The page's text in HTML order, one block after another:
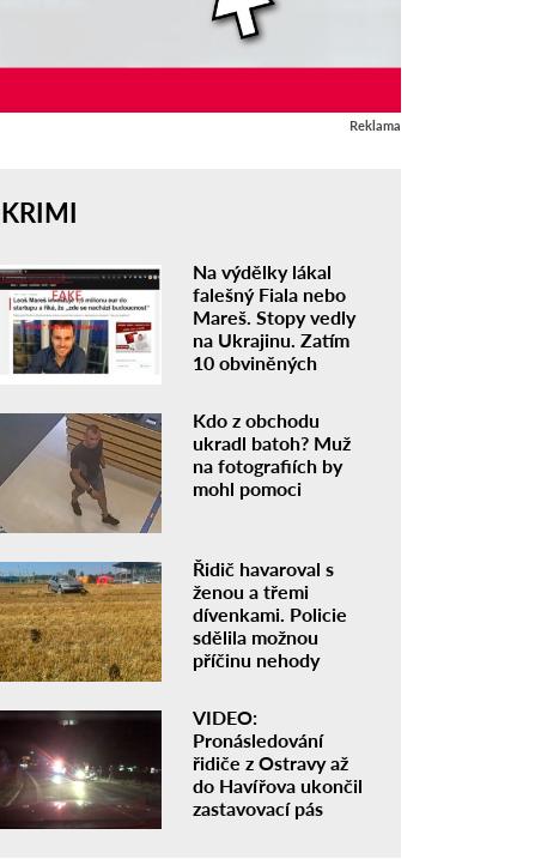
Reklama
KRIMI
Na výdělky lákal
falešný Fiala nebo
Mareš. Stopy vedly
na Ukrajinu. Zatím
10 obviněných
Kdo z obchodu
ukradl batoh? Muž
na fotografiích by
mohl pomoci
Řidič havaroval s
ženou a třemi
dívenkami. Policie
sdělila možnou
příčinu nehody
VIDEO:
Pronásledování
řidiče z Ostravy až
do Havířova ukončil
zastavovací pás